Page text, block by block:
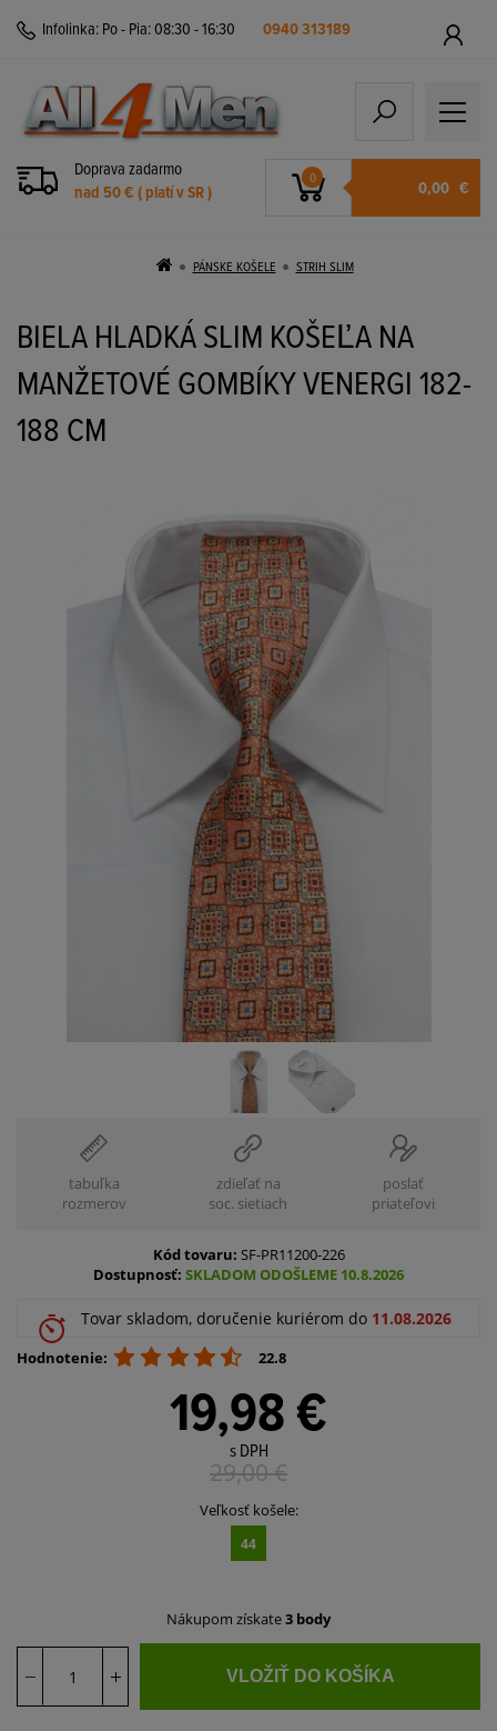
Infolinka: Po - Pia: 08:30 - 16:30 0940 313189
Doprava zadarmo
nad 50 € ( platí v SR )
0 0,00 €
PÁNSKE KOŠELE STRIH SLIM
BIELA HLADKÁ SLIM KOŠEĽA NA
MANŽETOVÉ GOMBÍKY VENERGI 182-
188 CM
tabuľka
rozmerov
zdieľať na
soc. sietiach
poslať
priateľovi
Kód tovaru: SF-PR11200-226
Dostupnosť: SKLADOM ODOŠLEME 10.8.2026
Tovar skladom, doručenie kuriérom do 11.08.2026
Hodnotenie: 22.8
19,98 €
s DPH
29,00€
Veľkosť košele:
44
Nákupom získate3 body
VLOŽIŤ DO KOŠÍKA